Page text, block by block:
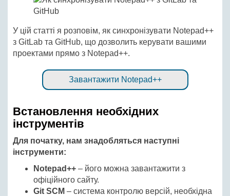
У цій статті я розповім, як синхронізувати Notepad++
з GitLab та GitHub, що дозволить керувати вашими
проектами прямо з Notepad++.
Завантажити Notepad++
Встановлення необхідних
інструментів
Для початку, нам знадобляться наступні
інструменти:
Notepad++ – його можна завантажити з
офіційного сайту.
Git SCM – система контролю версій, необхідна